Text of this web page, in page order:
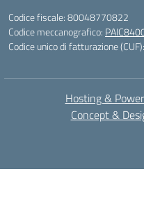
Codice fiscale: 80048770822
Codice meccanografico:
Codice unico di fatturazione
Hosting &
Concept &